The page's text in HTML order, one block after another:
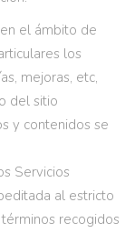
el ámbito de
los
mejoras, etc,
del sitio
y contenidos se
Servicios
al estricto
recogidos